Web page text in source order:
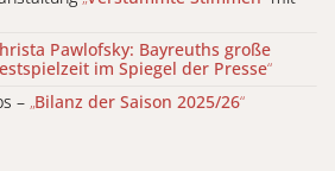
Pawlofsky: Bayreuths große
im Spiegel der Presse“
– „Bilanz der Saison 2025/26“